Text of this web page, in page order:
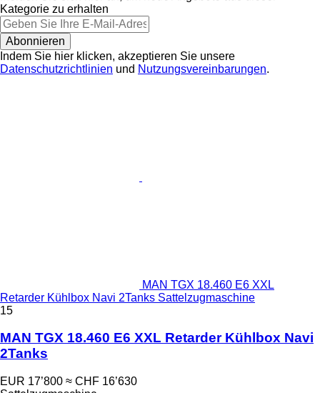
Kategorie zu erhalten
Abonnieren
Indem Sie hier klicken, akzeptieren Sie unsere
Datenschutzrichtlinien und Nutzungsvereinbarungen.
MAN TGX 18.460 E6 XXL
Retarder Kühlbox Navi 2Tanks Sattelzugmaschine
15
MAN TGX 18.460 E6 XXL Retarder Kühlbox Navi
2Tanks
EUR 17’800 ≈ CHF 16’630